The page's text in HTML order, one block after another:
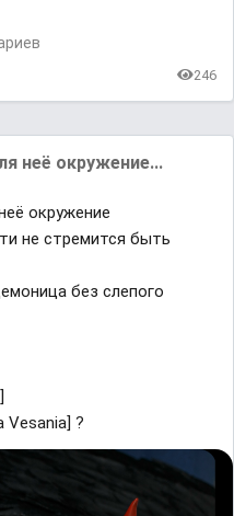
246
неё окружение...
окружение
не стремится быть
без слепого
Vesania] ?